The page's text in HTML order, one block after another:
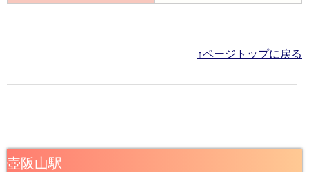
↑ページトップに戻る
壺阪山駅